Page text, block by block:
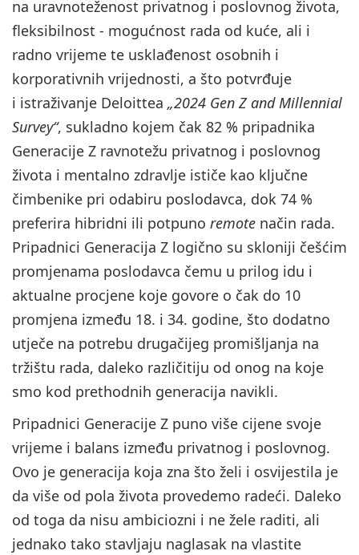
na uravnoteženost privatnog i poslovnog života,
fleksibilnost - mogućnost rada od kuće, ali i
radno vrijeme te usklađenost osobnih i
korporativnih vrijednosti, a što potvrđuje
i istraživanje Deloittea „2024 Gen Z and Millennial
Survey“, sukladno kojem čak 82 % pripadnika
Generacije Z ravnotežu privatnog i poslovnog
života i mentalno zdravlje ističe kao ključne
čimbenike pri odabiru poslodavca, dok 74 %
preferira hibridni ili potpuno remote način rada.
Pripadnici Generacija Z logično su skloniji češćim
promjenama poslodavca čemu u prilog idu i
aktualne procjene koje govore o čak do 10
promjena između 18. i 34. godine, što dodatno
utječe na potrebu drugačijeg promišljanja na
tržištu rada, daleko različitiju od onog na koje
smo kod prethodnih generacija navikli.
Pripadnici Generacije Z puno više cijene svoje
vrijeme i balans između privatnog i poslovnog.
Ovo je generacija koja zna što želi i osvijestila je
da više od pola života provedemo radeći. Daleko
od toga da nisu ambiciozni i ne žele raditi, ali
jednako tako stavljaju naglasak na vlastite